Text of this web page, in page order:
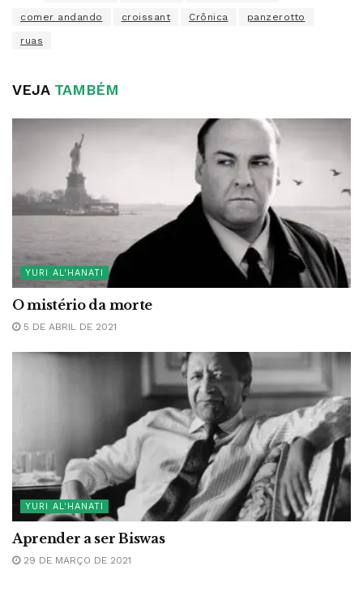
comer andando croissant Crônica panzerotto
ruas
VEJATAMBÉM
YURI AL'HANATI
O mistério da morte
5 DE ABRIL DE 2021
YURI AL'HANATI
Aprender a ser Biswas
29 DE MARÇO DE 2021